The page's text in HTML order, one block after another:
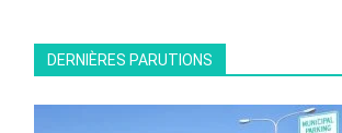
DERNIÈRES PARUTIONS